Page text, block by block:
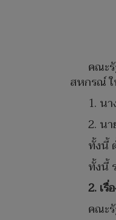
คณะ
สหกรณ์
1. น
2. น
ทั้งนี้
ทั้งนี้
2. เ
คณะ